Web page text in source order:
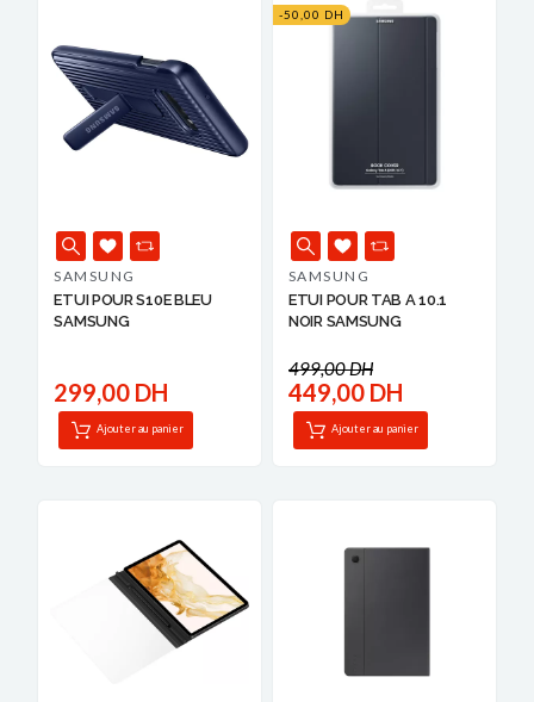
SAMSUNG
ETUI POUR S10E BLEU
SAMSUNG
299,00 DH
Ajouter au panier
-50,00 DH
SAMSUNG
ETUI POUR TAB A 10.1
NOIR SAMSUNG
499,00 DH
449,00 DH
Ajouter au panier